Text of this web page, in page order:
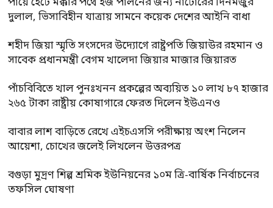
দুলাল, ভিসাবিহীন যাত্রায় সামনে কয়েক দেশের আইনি বাধা
শহীদ জিয়া স্মৃতি সংসদের উদ্যোগে রাষ্ট্রপতি জিয়াউর রহমান ও
সাবেক প্রধানমন্ত্রী বেগম খালেদা জিয়ার মাজার জিয়ারত
পাঁচবিবিতে খাল পুনঃখনন প্রকল্পের অব্যয়িত ১০ লাখ ৮৭ হাজার
২৬৫ টাকা রাষ্ট্রীয় কোষাগারে ফেরত দিলেন ইউএনও
বাবার লাশ বাড়িতে রেখে এইচএসসি পরীক্ষায় অংশ নিলেন
আয়েশা, চোখের জলেই লিখলেন উত্তরপত্র
বগুড়া মুদ্রণ শিল্প শ্রমিক ইউনিয়নের ১০ম ত্রি-বার্ষিক নির্বাচনের
তফসিল ঘোষণা